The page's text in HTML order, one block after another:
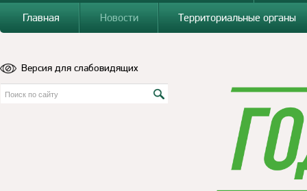
Главная
Новости Территориальные органы
Версия для слабовидящих